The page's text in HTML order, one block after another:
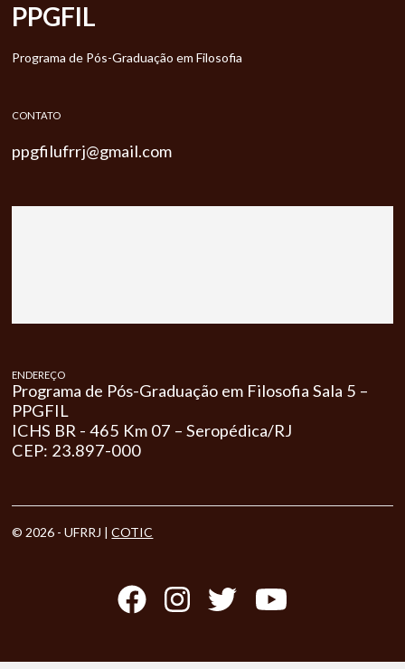
PPGFIL
Programa de Pós-Graduação em Filosofia
CONTATO
ppgfilufrrj@gmail.com
ENDEREÇO
Programa de Pós-Graduação em Filosofia Sala 5 –
PPGFIL
ICHS BR - 465 Km 07 – Seropédica/RJ
CEP: 23.897-000
© 2026 - UFRRJ |COTIC